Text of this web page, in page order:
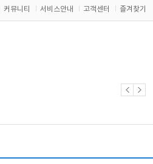
커뮤니티 서비스안내 고객센터 즐겨찾기